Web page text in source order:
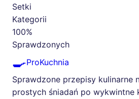
Setki
Kategorii
100%
Sprawdzonych
🍳ProKuchnia
Sprawdzone przepisy kulinarne
prostych śniadań po